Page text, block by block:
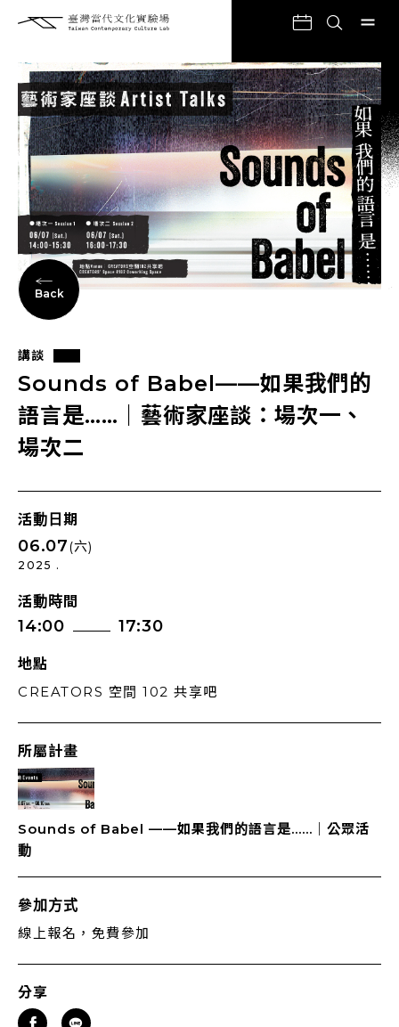
Back
講談
Sounds of Babel——如果我們的
語言是……｜藝術家座談：場次一、
場次二
活動日期
06.07(六)
2025 .
活動時間
14:00 17:30
地點
CREATORS 空間 102 共享吧
所屬計畫
Sounds of Babel ——如果我們的語言是……｜公眾活
動
參加方式
線上報名，免費參加
分享